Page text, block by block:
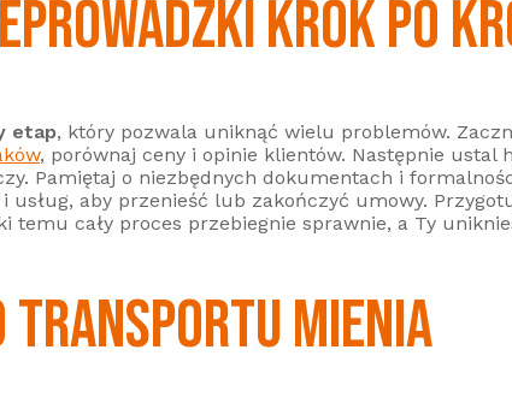
KROK PO
etap, który pozwala uniknąć wielu problemów.
, porównaj ceny i opinie klientów. Następnie
Pamiętaj o niezbędnych dokumentach i
aby przenieść lub zakończyć umowy.
temu cały proces przebiegnie sprawnie, a Ty
MIENIA